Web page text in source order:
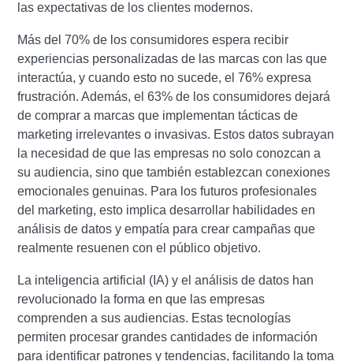
las expectativas de los clientes modernos.
Más del 70% de los consumidores espera recibir
experiencias personalizadas de las marcas con las que
interactúa, y cuando esto no sucede, el 76% expresa
frustración. Además, el 63% de los consumidores dejará
de comprar a marcas que implementan tácticas de
marketing irrelevantes o invasivas. Estos datos subrayan
la necesidad de que las empresas no solo conozcan a
su audiencia, sino que también establezcan conexiones
emocionales genuinas. Para los futuros profesionales
del marketing, esto implica desarrollar habilidades en
análisis de datos y empatía para crear campañas que
realmente resuenen con el público objetivo.
La inteligencia artificial (IA) y el análisis de datos han
revolucionado la forma en que las empresas
comprenden a sus audiencias. Estas tecnologías
permiten procesar grandes cantidades de información
para identificar patrones y tendencias, facilitando la toma